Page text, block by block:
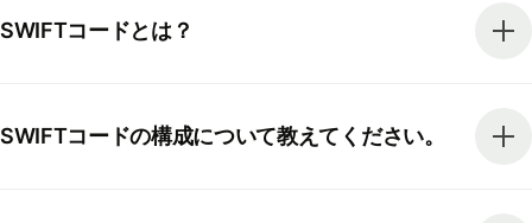
SWIFTコードとは？
SWIFTコードの構成について教えてください。